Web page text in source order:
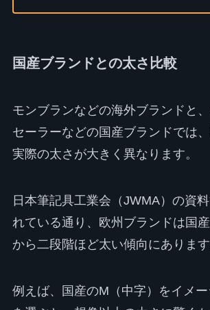
国産ブランドとの太さ比較
モンブランなどの海外ブランドと
セーラーなどの国産ブランドでは
実際の太さが大きく異なります。
日本筆記具工業会（JWMA）の資
れている通り、欧州ブランドは国
から二段階ほど太い傾向にあります
例えば、国産のM（中字）をイメ